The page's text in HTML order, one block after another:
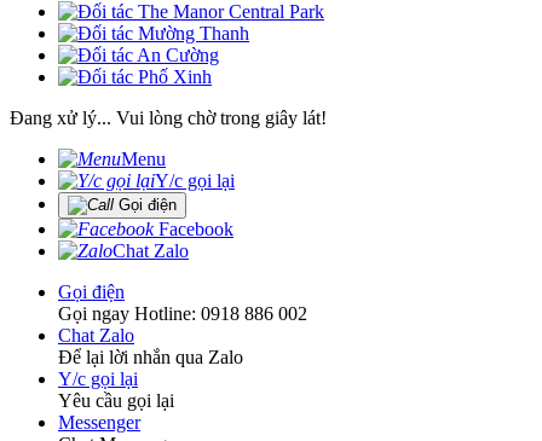
Đang xử lý... Vui lòng chờ trong giây lát!
Menu
Y/c gọi lại
Gọi điện
Facebook
Chat Zalo
Gọi điện
Gọi ngay Hotline: 0918 886 002
Chat Zalo
Để lại lời nhắn qua Zalo
Y/c gọi lại
Yêu cầu gọi lại
Messenger